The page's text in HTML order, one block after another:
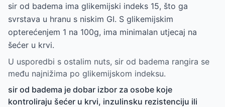
sir od badema ima glikemijski indeks 15, što ga
svrstava u hranu s niskim GI. S glikemijskim
opterećenjem 1 na 100g, ima minimalan utjecaj na
šećer u krvi.
U usporedbi s ostalim nuts, sir od badema rangira se
među najnižima po glikemijskom indeksu.
sir od badema je dobar izbor za osobe koje
kontroliraju šećer u krvi, inzulinsku rezistenciju ili